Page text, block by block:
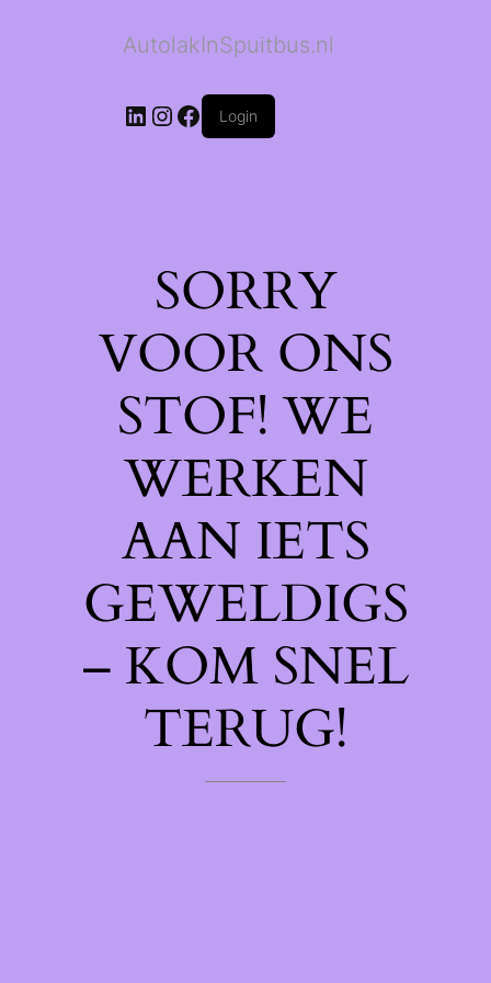
AutolakInSpuitbus.nl
LinkedIn
Instagram
Facebook
Login
SORRY
VOOR ONS
STOF! WE
WERKEN
AAN IETS
GEWELDIGS
– KOM SNEL
TERUG!